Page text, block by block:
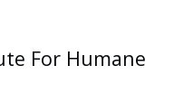
For Humane